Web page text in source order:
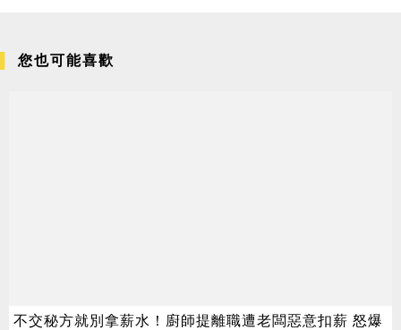
您也可能喜歡
不交秘方就別拿薪水！廚師提離職遭老闆惡意扣薪 怒爆